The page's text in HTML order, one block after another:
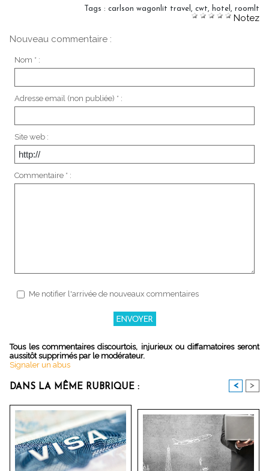
Tags : carlson wagonlit travel cwt hotel roomlt
Notez
Nouveau commentaire :
Nom * :
Adresse email (non publiée) * :
Site web :
Commentaire * :
Me notifier l'arrivée de nouveaux commentaires
Tous les commentaires discourtois, injurieux ou diffamatoires seront
aussitôt supprimés par le modérateur.
Signaler un abus
DANS LA MÊME RUBRIQUE : < >